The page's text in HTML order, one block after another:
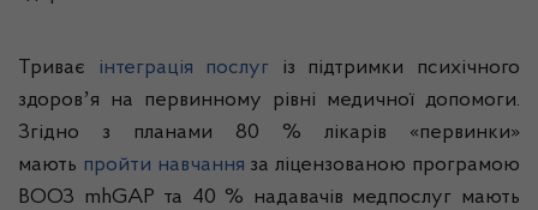
Триває інтеграція послуг
із підтримки психічного
здоровʼя на первинному рівні медичної допомоги.
Згідно з планами 80 % лікарів «первинки»
мають пройти навчання за ліцензованою програмою
ВООЗ mhGAP та 40 % надавачів медпослуг мають